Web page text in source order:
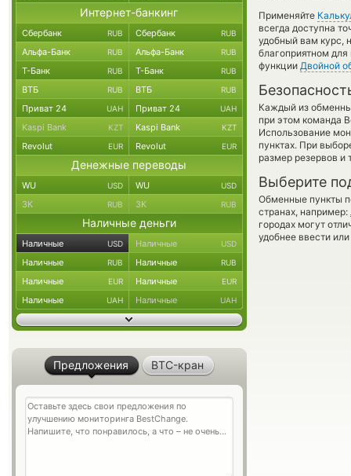
Применяйте
всегда доступна
удобный вам курс,
благоприятном
функции Двойной
Каждый из
при этом команда
Использование
пунктах. При
размер резервов и
Выберите
Обменные пункты
странах, например:
городах могут
удобнее ввести
Интернет-банкинг
Сбербанк RUB Сбербанк RUB
Альфа-Банк RUB Альфа-Банк RUB
Т-Банк RUB Т-Банк RUB
ВТБ RUB ВТБ RUB
Приват 24 UAH Приват 24 UAH
Kaspi Bank KZT Kaspi Bank KZT
Revolut EUR Revolut EUR
Денежные переводы
WU USD WU USD
ЗК RUB ЗК RUB
Наличные деньги
Наличные USD Наличные USD
Наличные RUB Наличные RUB
Наличные EUR Наличные EUR
Наличные UAH Наличные UAH
Предложения BTC-кран